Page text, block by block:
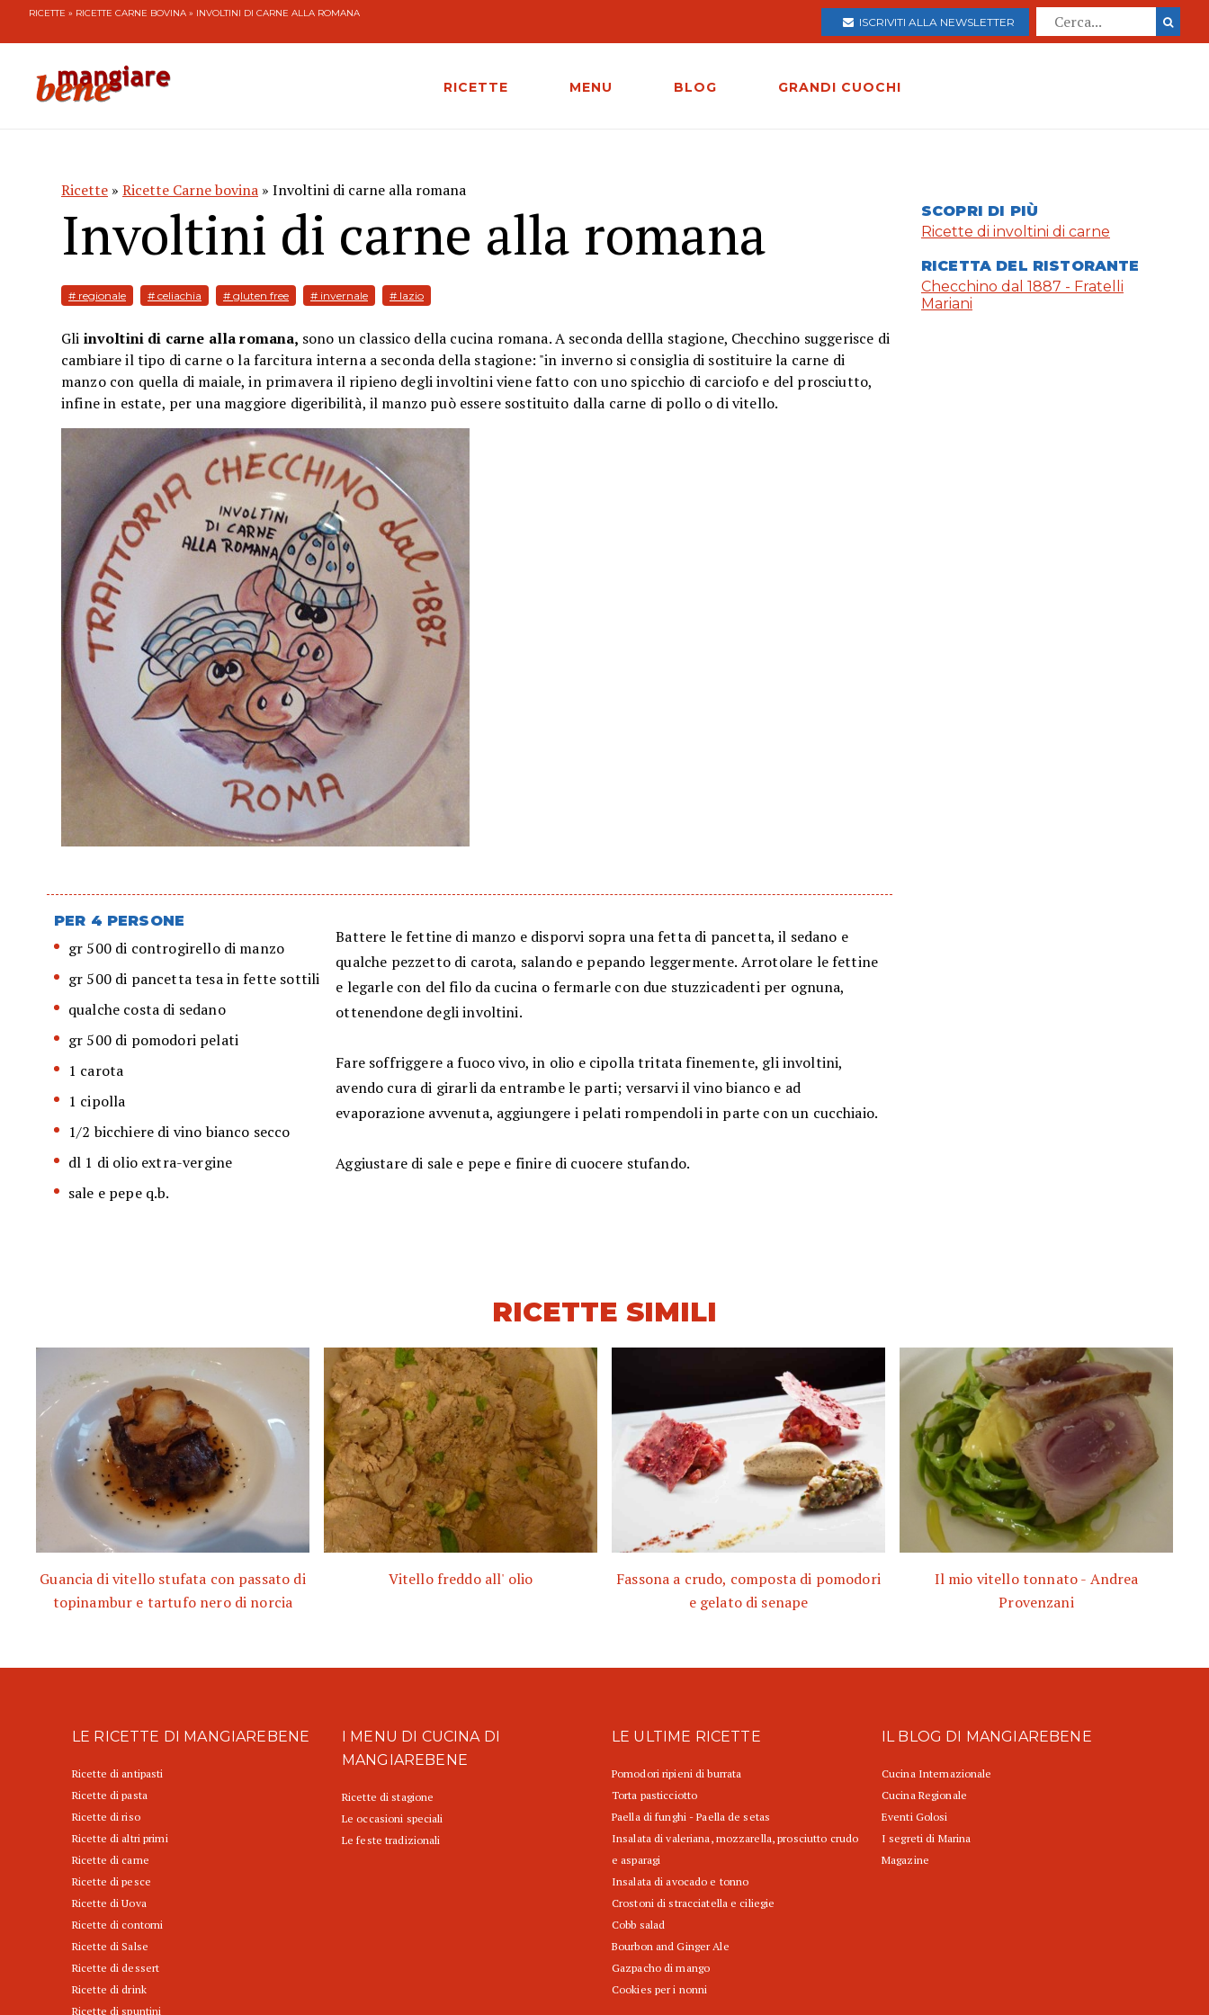
RICETTE » RICETTE CARNE BOVINA » INVOLTINI DI CARNE ALLA ROMANA
ISCRIVITI ALLA NEWSLETTER
RICETTE MENU BLOG GRANDI CUOCHI
Ricette » Ricette Carne bovina » Involtini di carne alla romana
Involtini di carne alla romana
# regionale # celiachia # gluten free # invernale # lazio
Gli involtini di carne alla romana, sono un classico della cucina romana. A seconda dellla stagione, Checchino suggerisce di
cambiare il tipo di carne o la farcitura interna a seconda della stagione: "in inverno si consiglia di sostituire la carne di
manzo con quella di maiale, in primavera il ripieno degli involtini viene fatto con uno spicchio di carciofo e del prosciutto,
infine in estate, per una maggiore digeribilità, il manzo può essere sostituito dalla carne di pollo o di vitello.
PER 4 PERSONE
gr 500 di controgirello di manzo
gr 500 di pancetta tesa in fette sottili
qualche costa di sedano
gr 500 di pomodori pelati
1 carota
1 cipolla
1/2 bicchiere di vino bianco secco
dl 1 di olio extra-vergine
sale e pepe q.b.
Battere le fettine di manzo e disporvi sopra una fetta di pancetta, il sedano e
qualche pezzetto di carota, salando e pepando leggermente. Arrotolare le fettine
e legarle con del filo da cucina o fermarle con due stuzzicadenti per ognuna,
ottenendone degli involtini.
Fare soffriggere a fuoco vivo, in olio e cipolla tritata finemente, gli involtini,
avendo cura di girarli da entrambe le parti; versarvi il vino bianco e ad
evaporazione avvenuta, aggiungere i pelati rompendoli in parte con un cucchiaio.
Aggiustare di sale e pepe e finire di cuocere stufando.
SCOPRI DI PIÙ
Ricette di involtini di carne
RICETTA DEL RISTORANTE
Checchino dal 1887 - Fratelli
Mariani
RICETTE SIMILI
Guancia di vitello stufata con passato di
topinambur e tartufo nero di norcia
Vitello freddo all' olio
Fassona a crudo, composta di pomodori
e gelato di senape
Il mio vitello tonnato - Andrea
Provenzani
LE RICETTE DI MANGIAREBENE
Ricette di antipasti
Ricette di pasta
Ricette di riso
Ricette di altri primi
Ricette di carne
Ricette di pesce
Ricette di Uova
Ricette di contorni
Ricette di Salse
Ricette di dessert
Ricette di drink
Ricette di spuntini
I MENU DI CUCINA DI
MANGIAREBENE
Ricette di stagione
Le occasioni speciali
Le feste tradizionali
LE ULTIME RICETTE
Pomodori ripieni di burrata
Torta pasticciotto
Paella di funghi - Paella de setas
Insalata di valeriana, mozzarella, prosciutto crudo
e asparagi
Insalata di avocado e tonno
Crostoni di stracciatella e ciliegie
Cobb salad
Bourbon and Ginger Ale
Gazpacho di mango
Cookies per i nonni
IL BLOG DI MANGIAREBENE
Cucina Internazionale
Cucina Regionale
Eventi Golosi
I segreti di Marina
Magazine